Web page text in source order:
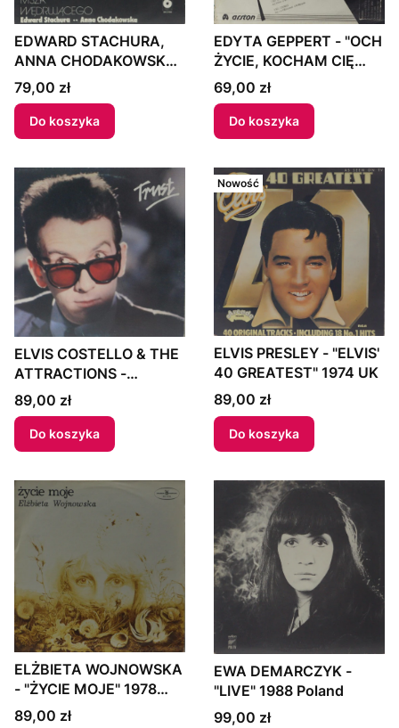
EDWARD STACHURA,
ANNA CHODAKOWSKA
- "MSZA
WĘDRUJĄCEGO" 1983
Poland
Cena
79,00 zł
Do koszyka
EDYTA GEPPERT - "OCH
ŻYCIE, KOCHAM CIĘ
NAD ŻYCIE" 1986 Poland
Cena
69,00 zł
Do koszyka
ELVIS COSTELLO & THE
ATTRACTIONS -
"TRUST" 1981 UK
Cena
89,00 zł
Do koszyka
Nowość
ELVIS PRESLEY - "ELVIS'
40 GREATEST" 1974 UK
Cena
89,00 zł
Do koszyka
ELŻBIETA WOJNOWSKA
- "ŻYCIE MOJE" 1978
Poland
Cena
89,00 zł
EWA DEMARCZYK -
"LIVE" 1988 Poland
Cena
99,00 zł